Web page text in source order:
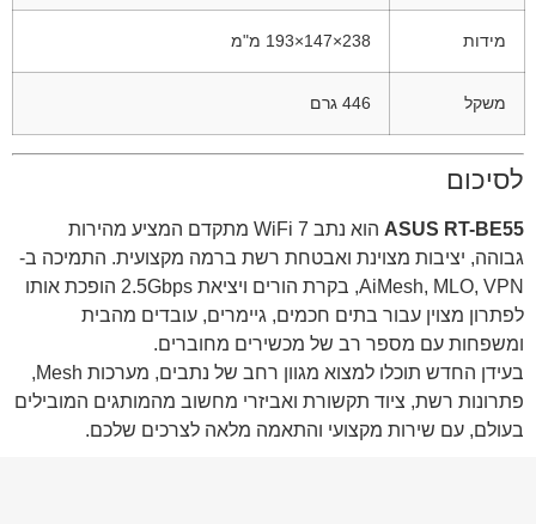
מידות 238×147×193 מ"מ
משקל 446 גרם
לסיכום
ASUS RT-BE55
הוא נתב WiFi 7 מתקדם המציע מהירות
גבוהה, יציבות מצוינת ואבטחת רשת ברמה מקצועית. התמיכה ב-
AiMesh, MLO, VPN, בקרת הורים ויציאת 2.5Gbps הופכת אותו
לפתרון מצוין עבור בתים חכמים, גיימרים, עובדים מהבית
ומשפחות עם מספר רב של מכשירים מחוברים.
בעידן החדש תוכלו למצוא מגוון רחב של נתבים, מערכות Mesh,
פתרונות רשת, ציוד תקשורת ואביזרי מחשוב מהמותגים המובילים
בעולם, עם שירות מקצועי והתאמה מלאה לצרכים שלכם.